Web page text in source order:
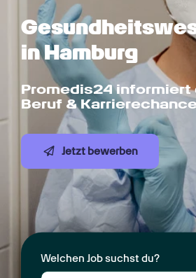
in Hamburg
Promedis24 informiert
Beruf &
Jetzt bewerben
Welchen Job suchst du?